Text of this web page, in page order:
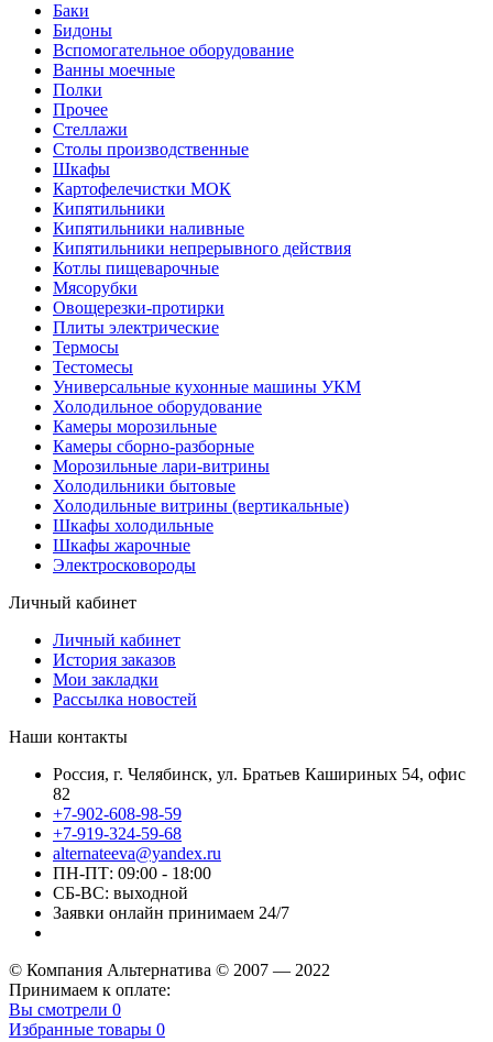
Баки
Бидоны
Вспомогательное оборудование
Ванны моечные
Полки
Прочее
Стеллажи
Столы производственные
Шкафы
Картофелечистки МОК
Кипятильники
Кипятильники наливные
Кипятильники непрерывного действия
Котлы пищеварочные
Мясорубки
Овощерезки-протирки
Плиты электрические
Термосы
Тестомесы
Универсальные кухонные машины УКМ
Холодильное оборудование
Камеры морозильные
Камеры сборно-разборные
Морозильные лари-витрины
Холодильники бытовые
Холодильные витрины (вертикальные)
Шкафы холодильные
Шкафы жарочные
Электросковороды
Личный кабинет
Личный кабинет
История заказов
Мои закладки
Рассылка новостей
Наши контакты
Россия, г. Челябинск, ул. Братьев Кашириных 54, офис
82
+7-902-608-98-59
+7-919-324-59-68
alternateeva@yandex.ru
ПН-ПТ: 09:00 - 18:00
СБ-ВС: выходной
Заявки онлайн принимаем 24/7
© Компания Альтернатива © 2007 — 2022
Принимаем к оплате:
Вы смотрели 0
Избранные товары 0